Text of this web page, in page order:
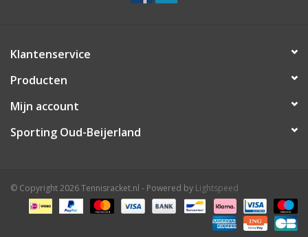
Klantenservice
Producten
Mijn account
Sporting Oud-Beijerland
© Copyright 2026 Tennisracket.nl - Powered by Lightspeed